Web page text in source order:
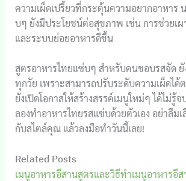
ความเผ็ดเปรี้ยวที่กระตุ้นความอยากอาหาร
บๆ ยังมีประโยชน์ต่อสุขภาพ เช่น การช่วยเ
และระบบย่อยอาหารดีขึ้น
สูตรอาหารไทยแซ่บๆ สำหรับคนชอบรสจัด
ทุกวัย เพราะสามารถปรับระดับความเผ็ดได้
ยังเปิดโอกาสให้สร้างสรรค์เมนูใหม่ๆ ได้ไม่รู้
ลองทำอาหารไทยรสแซ่บด้วยตัวเอง อย่าลืม
กับสไตล์คุณ แล้วลงมือทำวันนี้เลย!
Related Posts
เมนูอาหารอีสานสูตรและวิธีทำเมนูอาหารอี